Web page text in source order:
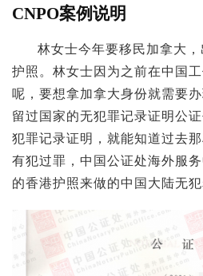
「出国必备常识」
@老陈有话说
一张单程证，从赴港到移民的
离婚的话 DS-3053 还需要另
@老陈有话说
CNPO案例说明
林女士今年要移民加拿大
护照。林女士因为之前在中国
呢，要想拿加拿大身份就需要
留过国家的无犯罪记录证明公
犯罪记录证明，就能知道过去
有犯过罪，中国公证处海外服
的香港护照来做的中国大陆无